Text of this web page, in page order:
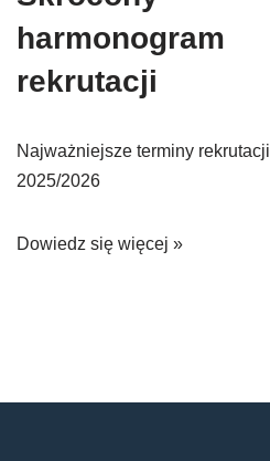
harmonogram
rekrutacji
Najważniejsze terminy rekrutacji
2025/2026
Dowiedz się więcej »